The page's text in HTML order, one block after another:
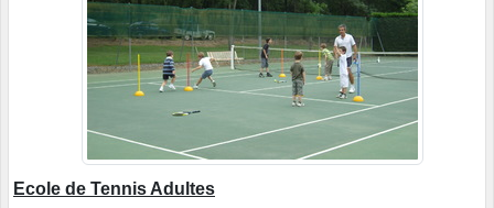
Ecole de Tennis Adultes